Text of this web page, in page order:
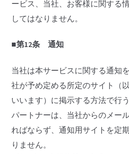
ービス、当社、お客様に関する
してはなりません。
■第12条 通知
当社は本サービスに関する通知
社が予め定める所定のサイト（
いいます）に掲示する方法で行
パートナーは、当社からのメー
ればならず、通知用サイトを定
りません。